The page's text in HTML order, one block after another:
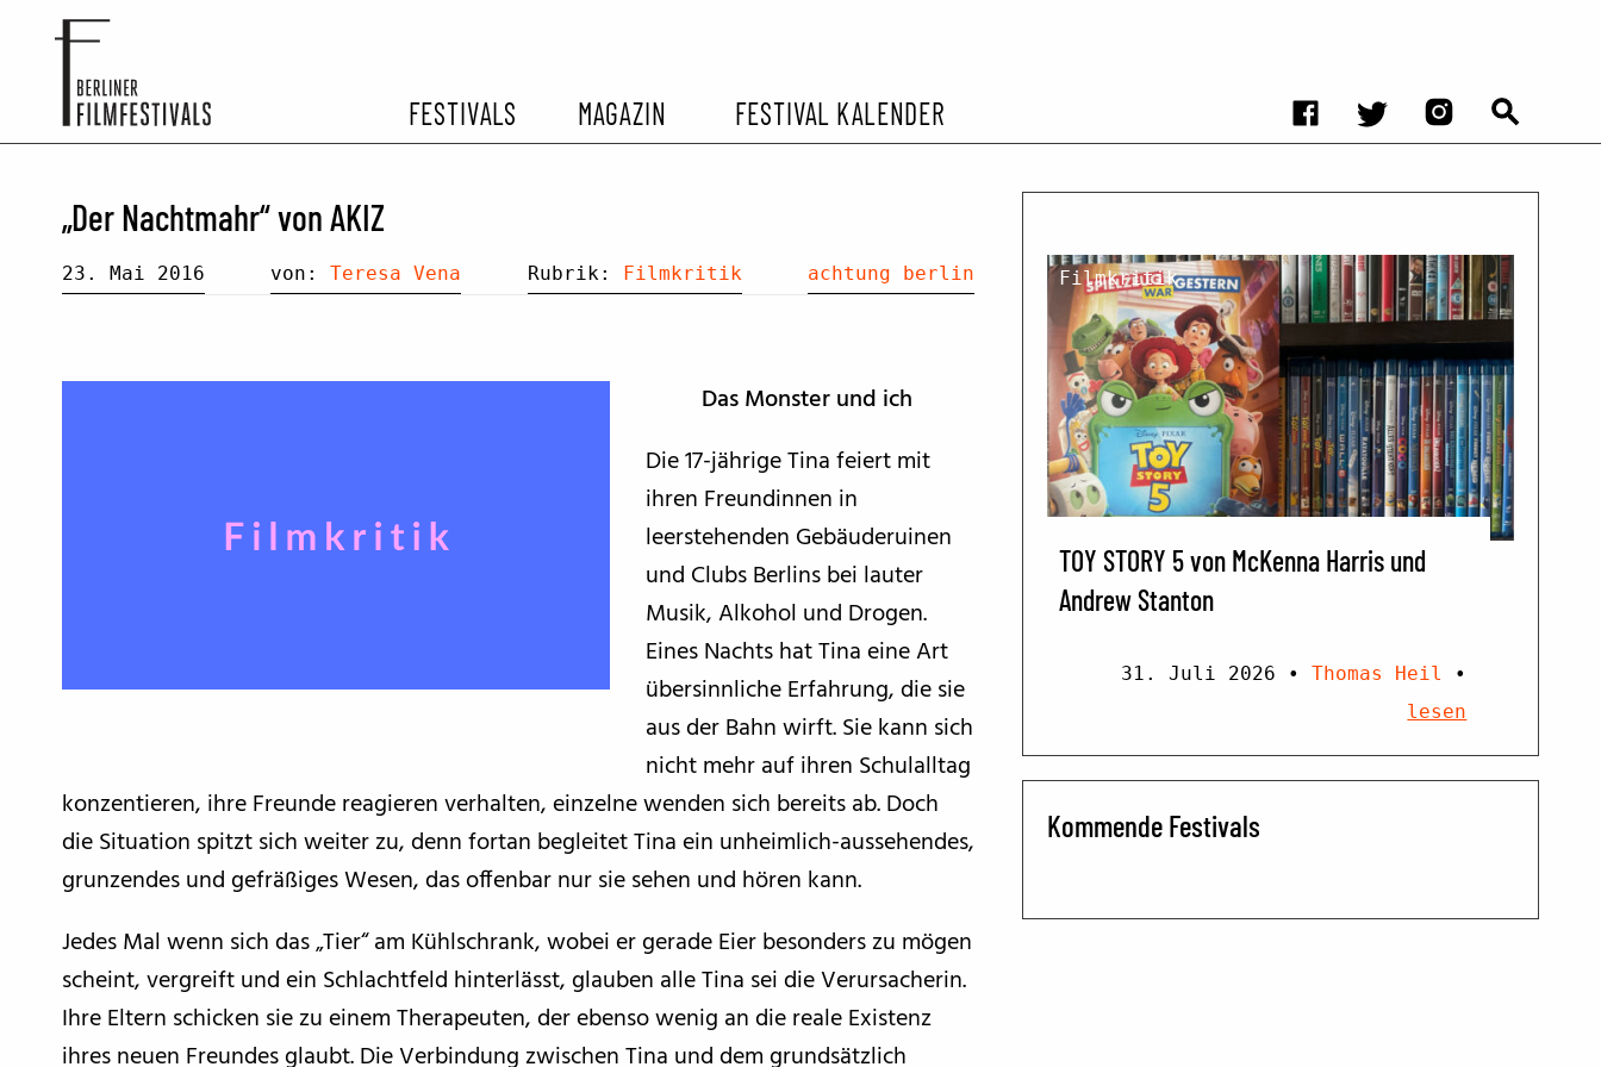
FESTIVALS
ARCHIV EHEMALIGER FILMFESTIVALS
MAGAZIN
FESTIVALBERICHTE
FILM- UND SERIEN-TIPPS
BFF ON THE ROAD
FESTIVAL KALENDER
„Der Nachtmahr“ von AKIZ
23. Mai 2016 von:Teresa Vena Rubrik: Filmkritik achtung berlin
Das Monster und ich
Die 17-jährige Tina feiert mit
ihren Freundinnen in
leerstehenden Gebäuderuinen
und Clubs Berlins bei lauter
Musik, Alkohol und Drogen.
Eines Nachts hat Tina eine Art
übersinnliche Erfahrung, die sie
aus der Bahn wirft. Sie kann sich
nicht mehr auf ihren Schulalltag
konzentieren, ihre Freunde reagieren verhalten, einzelne wenden sich bereits ab. Doch
die Situation spitzt sich weiter zu, denn fortan begleitet Tina ein unheimlich-aussehendes,
grunzendes und gefräßiges Wesen, das offenbar nur sie sehen und hören kann.
Jedes Mal wenn sich das „Tier“ am Kühlschrank, wobei er gerade Eier besonders zu mögen
scheint, vergreift und ein Schlachtfeld hinterlässt, glauben alle Tina sei die Verursacherin.
Ihre Eltern schicken sie zu einem Therapeuten, der ebenso wenig an die reale Existenz
ihres neuen Freundes glaubt. Die Verbindung zwischen Tina und dem grundsätzlich
Filmkritik
TOY STORY 5 von McKenna Harris und
Andrew Stanton
31. Juli 2026 • Thomas Heil
•
lesen
Kommende Festivals